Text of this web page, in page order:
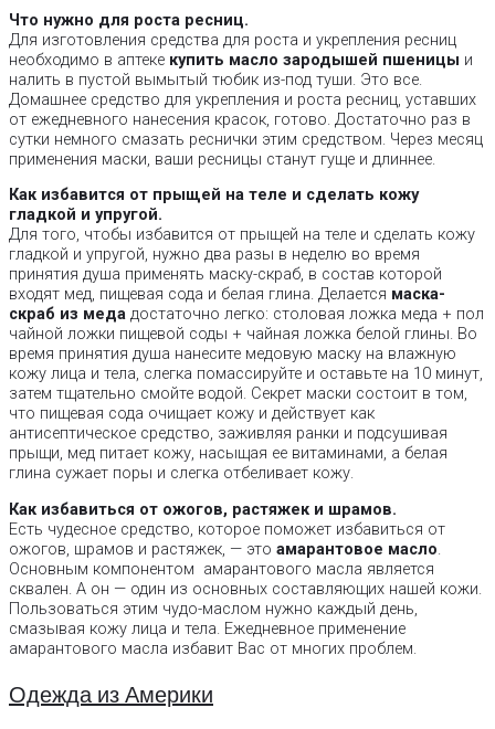
Что нужно для роста ресниц.
Для изготовления средства для роста и укрепления ресниц
необходимо в аптеке купить масло зародышей пшеницы и
налить в пустой вымытый тюбик из-под туши. Это все.
Домашнее средство для укрепления и роста ресниц, уставших
от ежедневного нанесения красок, готово. Достаточно раз в
сутки немного смазать реснички этим средством. Через месяц
применения маски, ваши ресницы станут гуще и длиннее.
Как избавится от прыщей на теле и сделать кожу
гладкой и упругой.
Для того, чтобы избавится от прыщей на теле и сделать кожу
гладкой и упругой, нужно два разы в неделю во время
принятия душа применять маску-скраб, в состав которой
входят мед, пищевая сода и белая глина. Делается маска-
скраб из меда достаточно легко: столовая ложка меда + пол
чайной ложки пищевой соды + чайная ложка белой глины. Во
время принятия душа нанесите медовую маску на влажную
кожу лица и тела, слегка помассируйте и оставьте на 10 минут,
затем тщательно смойте водой. Секрет маски состоит в том,
что пищевая сода очищает кожу и действует как
антисептическое средство, заживляя ранки и подсушивая
прыщи, мед питает кожу, насыщая ее витаминами, а белая
глина сужает поры и слегка отбеливает кожу.
Как избавиться от ожогов, растяжек и шрамов.
Есть чудесное средство, которое поможет избавиться от
ожогов, шрамов и растяжек, — это амарантовое масло.
Основным компонентом амарантового масла является
сквален. А он — один из основных составляющих нашей кожи.
Пользоваться этим чудо-маслом нужно каждый день,
смазывая кожу лица и тела. Ежедневное применение
амарантового масла избавит Вас от многих проблем.
Одежда из Америки